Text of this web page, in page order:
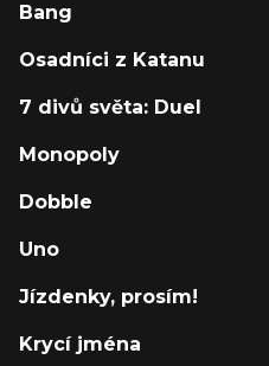
Bang
Osadníci z Katanu
7 divů světa: Duel
Monopoly
Dobble
Uno
Jízdenky, prosím!
Krycí jména